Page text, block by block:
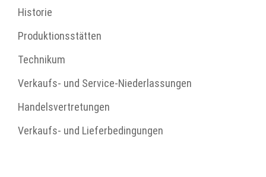
Historie
Produktionsstätten
Technikum
Verkaufs- und Service-Niederlassungen
Handelsvertretungen
Verkaufs- und Lieferbedingungen